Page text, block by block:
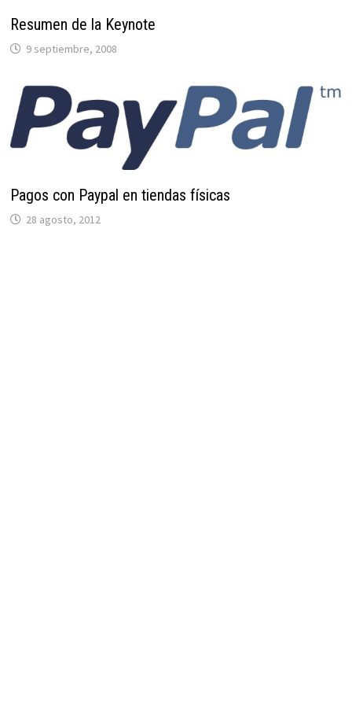
Resumen de la Keynote
9 septiembre, 2008
Pagos con Paypal en tiendas físicas
28 agosto, 2012